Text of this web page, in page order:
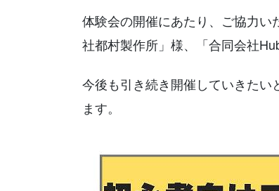
体験会の開催にあたり、ご協力
社都村製作所」様、「合同会社
今後も引き続き開催していきたい
ます。